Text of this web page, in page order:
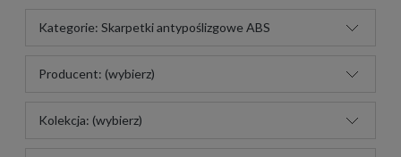
Kategorie: Skarpetki antypoślizgowe ABS
Producent: (wybierz)
Kolekcja: (wybierz)